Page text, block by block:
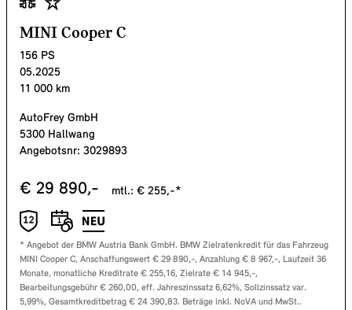
MINI Cooper C
156 PS
05.2025
11 000 km
AutoFrey GmbH
5300 Hallwang
Angebotsnr: 3029893
mtl.: € 255,-*
€ 29 890,-
* Angebot der BMW Austria Bank GmbH. BMW Zielratenkredit für das Fahrzeug
MINI Cooper C, Anschaffungswert € 29 890,-, Anzahlung € 8 967,-, Laufzeit 36
Monate, monatliche Kreditrate € 255,16, Zielrate € 14 945,-,
Bearbeitungsgebühr € 260,00, eff. Jahreszinssatz 6,62%, Sollzinssatz var.
5,99%, Gesamtkreditbetrag € 24 390,83. Beträge inkl. NoVA und MwSt..